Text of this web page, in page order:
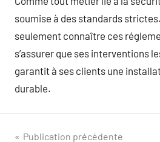
soumise à des standards
seulement connaître ces
s’assurer que ses interventions
garantit à ses clients une
durable.
Publication précédente